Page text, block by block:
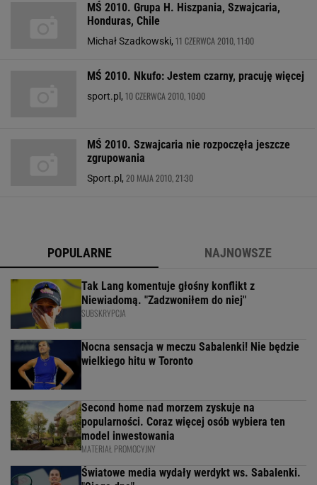
MŚ 2010. Grupa H. Hiszpania, Szwajcaria,
Honduras, Chile
Michał Szadkowski, 11 CZERWCA 2010, 11:00
MŚ 2010. Nkufo: Jestem czarny, pracuję więcej
sport.pl, 10 CZERWCA 2010, 10:00
MŚ 2010. Szwajcaria nie rozpoczęła jeszcze
zgrupowania
Sport.pl, 20 MAJA 2010, 21:30
POPULARNE NAJNOWSZE
Tak Lang komentuje głośny konflikt z
Niewiadomą. "Zadzwoniłem do niej"
SUBSKRYPCJA
Nocna sensacja w meczu Sabalenki! Nie będzie
wielkiego hitu w Toronto
Second home nad morzem zyskuje na
popularności. Coraz więcej osób wybiera ten
model inwestowania
MATERIAŁ PROMOCYJNY
Światowe media wydały werdykt ws. Sabalenki.